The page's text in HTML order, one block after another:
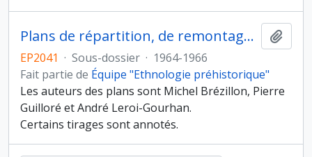
Plans de répartition, de remontage et de densité des vestiges lithiques, fauniques et « fugaces » par types
EP2041 · Sous-dossier · 1964-1966
Fait partie de Équipe "Ethnologie préhistorique"
Les auteurs des plans sont Michel Brézillon, Pierre
Guilloré et André Leroi-Gourhan.
Certains tirages sont annotés.